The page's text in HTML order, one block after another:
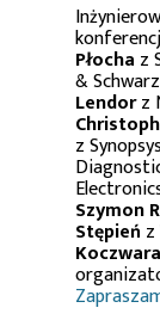
Płocha z
&
Lendorz
z
Szymon
Stępień
Koczwara